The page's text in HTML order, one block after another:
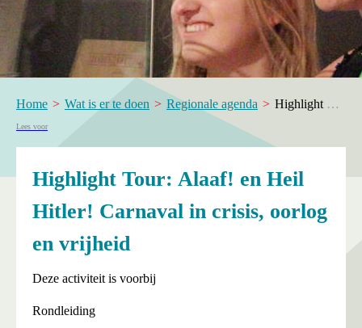
Home Wat is er te doen Regionale agenda Highlight Tour: Alaaf! en Heil Hitler! Carnaval in crisis, oorlog en vrijheid
Lees voor
Highlight Tour: Alaaf! en Heil
Hitler! Carnaval in crisis, oorlog
en vrijheid
Deze activiteit is voorbij
Rondleiding